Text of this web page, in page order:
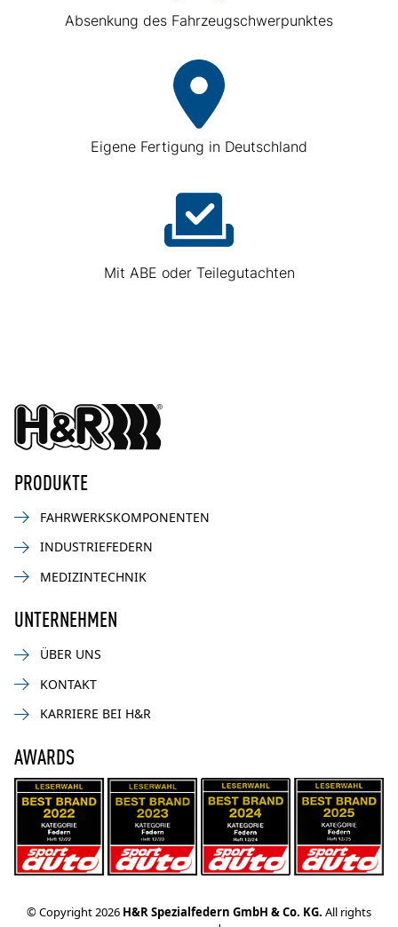
Absenkung des Fahrzeugschwerpunktes
Eigene Fertigung in Deutschland
Mit ABE oder Teilegutachten
PRODUKTE
FAHRWERKSKOMPONENTEN
INDUSTRIEFEDERN
MEDIZINTECHNIK
UNTERNEHMEN
ÜBER UNS
KONTAKT
KARRIERE BEI H&R
AWARDS
© Copyright 2026 H&R Spezialfedern GmbH & Co. KG. All rights